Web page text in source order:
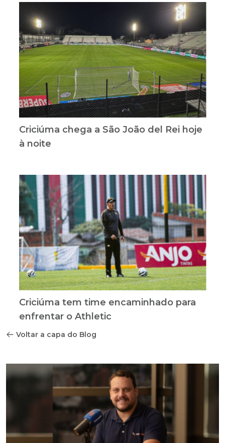
Criciúma chega a São João del Rei hoje
à noite
Criciúma tem time encaminhado para
enfrentar o Athletic
Voltar a capa do Blog